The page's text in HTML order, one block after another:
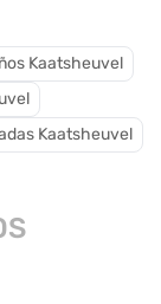
Kaatsheuvel
Kaatsheuvel